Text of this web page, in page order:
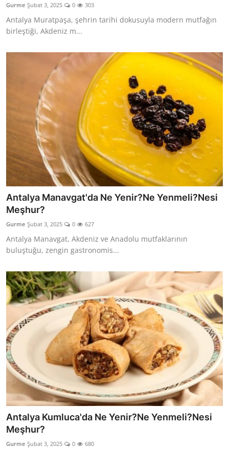
Anne & Bebek Beslenmesi
Mutfak Sırları & Teknikler
Gıda Sözlüğü & Nedir?
Yemek Tarifleri & Menüler
Gurme Şubat 3, 2025 0 303
Antalya Muratpaşa, şehrin tarihi dokusuyla modern mutfağın
birleştiği, Akdeniz m...
Antalya Manavgat'da Ne Yenir?Ne Yenmeli?Nesi
Meşhur?
Gurme Şubat 3, 2025 0 627
Antalya Manavgat, Akdeniz ve Anadolu mutfaklarının
buluştuğu, zengin gastronomis...
Antalya Kumluca'da Ne Yenir?Ne Yenmeli?Nesi
Meşhur?
Gurme Şubat 3, 2025 0 680